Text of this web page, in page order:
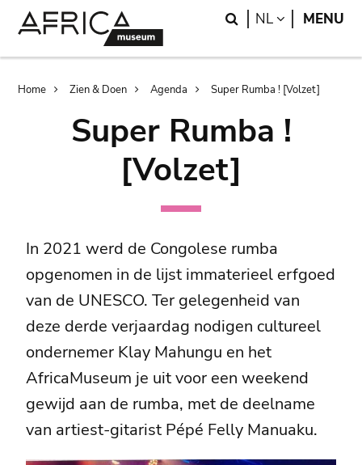
Search
NL LANGUAGE
MENU
Breadcrumb
Home Zien & Doen Agenda Super Rumba ! [Volzet]
Super Rumba !
[Volzet]
In 2021 werd de Congolese rumba
opgenomen in de lijst immaterieel erfgoed
van de UNESCO. Ter gelegenheid van
deze derde verjaardag nodigen cultureel
ondernemer Klay Mahungu en het
AfricaMuseum je uit voor een weekend
gewijd aan de rumba, met de deelname
van artiest-gitarist Pépé Felly Manuaku.